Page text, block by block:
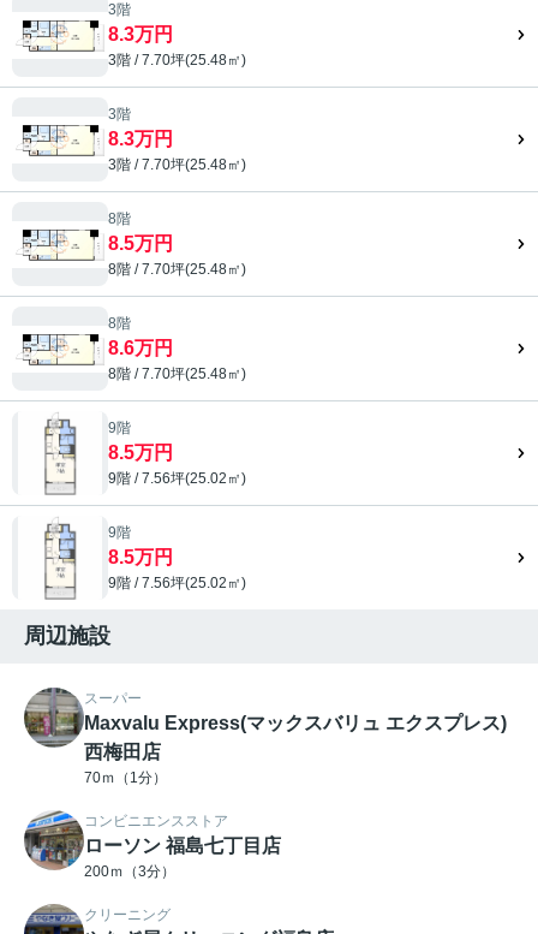
3階
8.3万円
3階 / 7.70坪(25.48㎡)
3階
8.3万円
3階 / 7.70坪(25.48㎡)
8階
8.5万円
8階 / 7.70坪(25.48㎡)
8階
8.6万円
8階 / 7.70坪(25.48㎡)
9階
8.5万円
9階 / 7.56坪(25.02㎡)
9階
8.5万円
9階 / 7.56坪(25.02㎡)
周辺施設
スーパー
Maxvalu Express(マックスバリュ エクスプレス)
西梅田店
70ｍ（1分）
コンビニエンスストア
ローソン 福島七丁目店
200ｍ（3分）
クリーニング